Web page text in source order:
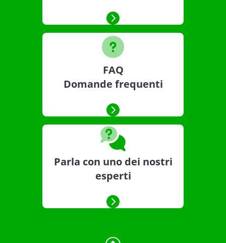
FAQ
Domande frequenti
Parla con uno dei nostri
esperti